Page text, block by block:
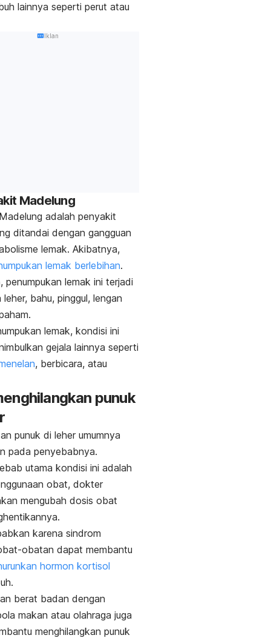
lainnya seperti perut atau
Iklan
Madelung
adalah penyakit
ditandai dengan gangguan
lemak. Akibatnya,
lemak berlebihan.
penumpukan lemak ini terjadi
bahu, pinggul, lengan
lemak, kondisi ini
gejala lainnya seperti
, berbicara, atau
punuk
punuk di leher umumnya
pada penyebabnya.
utama kondisi ini adalah
obat, dokter
mengubah dosis obat
karena sindrom
obatan dapat membantu
hormon kortisol
berat badan dengan
makan atau olahraga juga
menghilangkan punuk